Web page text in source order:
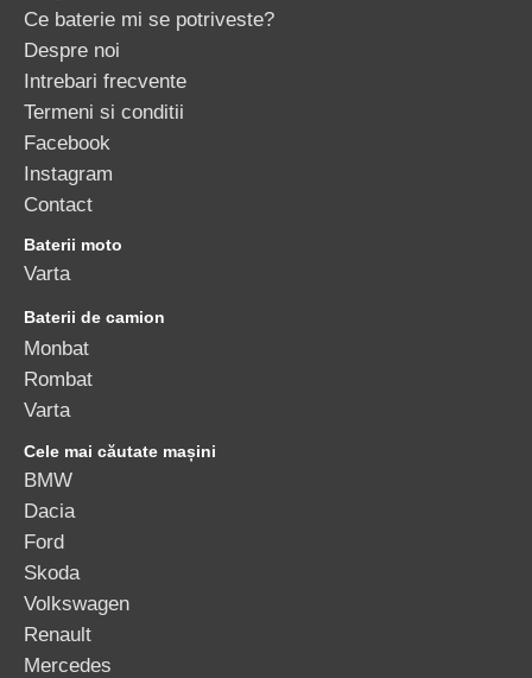
Ce baterie mi se potriveste?
Despre noi
Intrebari frecvente
Termeni si conditii
Facebook
Instagram
Contact
Baterii moto
Varta
Baterii de camion
Monbat
Rombat
Varta
Cele mai căutate mașini
BMW
Dacia
Ford
Skoda
Volkswagen
Renault
Mercedes